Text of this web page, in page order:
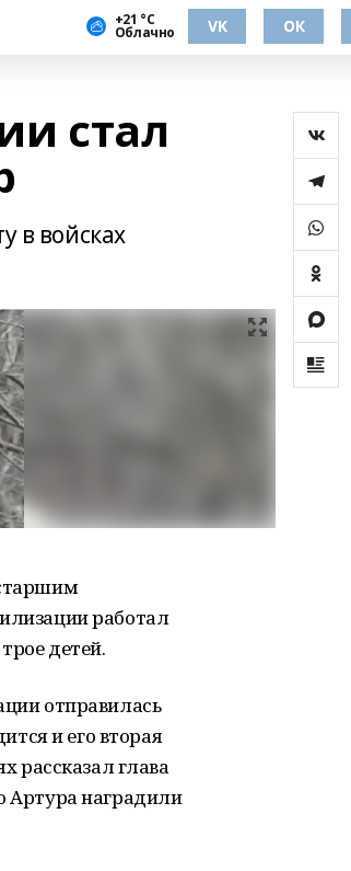
+21 °С
Облачно VK ОК
стал
в войсках
работал
детей.
отправилась
и его вторая
рассказал глава
Артура наградили